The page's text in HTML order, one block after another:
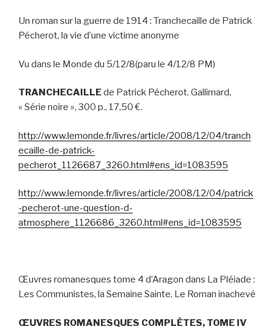
Un roman sur la guerre de 1914 : Tranchecaille de Patrick
Pécherot, la vie d’une victime anonyme
Vu dans le Monde du 5/12/8(paru le 4/12/8 PM)
TRANCHECAILLEde Patrick Pécherot. Gallimard,
« Série noire », 300 p., 17,50 €.
http://www.lemonde.fr/livres/article/2008/12/04/tranch
ecaille-de-patrick-
pecherot_1126687_3260.html#ens_id=1083595
http://www.lemonde.fr/livres/article/2008/12/04/patrick
-pecherot-une-question-d-
atmosphere_1126686_3260.html#ens_id=1083595
Œuvres romanesques tome 4 d’Aragon dans La Pléiade :
Les Communistes, la Semaine Sainte, Le Roman inachevé
ŒUVRES ROMANESQUES COMPLÈTES, TOME IV